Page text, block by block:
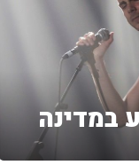
במדינה